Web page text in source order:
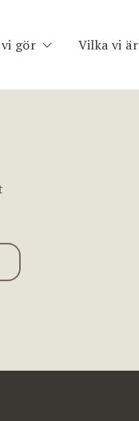
gör
Assessment
Consulting
Vilka vi är